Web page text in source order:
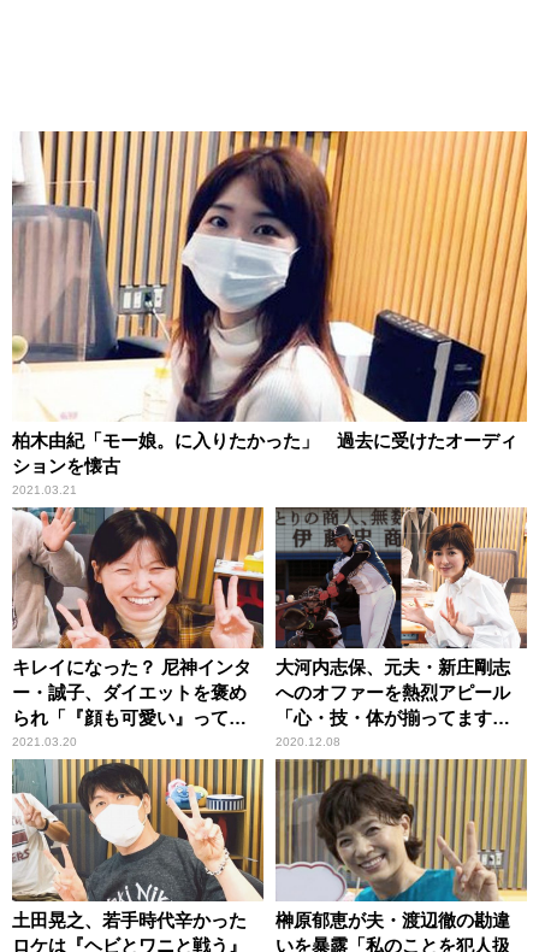
柏木由紀「モー娘。に入りたかった」 過去に受けたオーディ
ションを懐古
2021.03.21
キレイになった？ 尼神インタ
ー・誠子、ダイエットを褒め
られ「『顔も可愛い』って言
ってよ！」
2021.03.20
大河内志保、元夫・新庄剛志
へのオファーを熱烈アピール
「心・技・体が揃ってます。
ぜひおすすめです！」
2020.12.08
土田晃之、若手時代辛かった
ロケは『ヘビとワニと戦う』
榊原郁恵が夫・渡辺徹の勘違
いを暴露「私のことを犯人扱